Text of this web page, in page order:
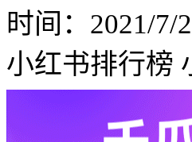
时间：2021/7/
小红书排行榜